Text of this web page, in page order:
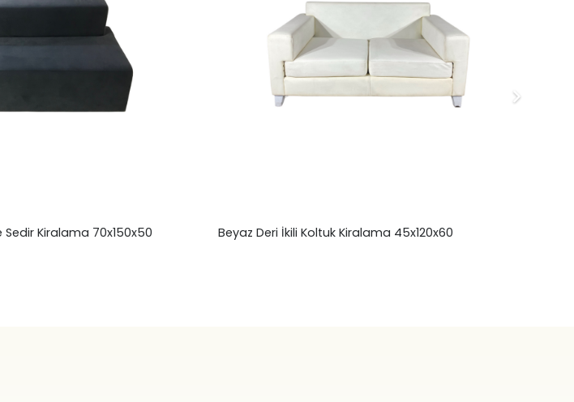
Sedir Kiralama 70x150x50 Beyaz Deri İkili Koltuk Kiralama 45x120x60